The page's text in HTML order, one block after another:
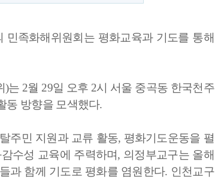
족화해위원회는 평화교육과 기도를 통해
는 2월 29일 오후 2시 서울 중곡동 한국천주
동 방향을 모색했다.
주민 지원과 교류 활동, 평화기도운동을 펼
수성 교육에 주력하며, 의정부교구는 올해
과 함께 기도로 평화를 염원한다. 인천교구